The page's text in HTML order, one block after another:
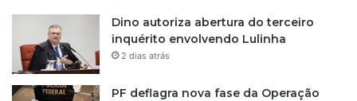
Dino autoriza abertura do terceiro
inquérito envolvendo Lulinha
2 dias atrás
PF deflagra nova fase da Operação